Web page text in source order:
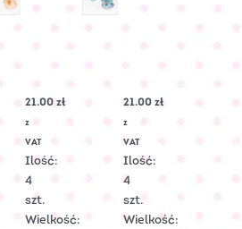
Nr
Art.:
21.00zł
z
VAT
Ilość:
4
szt.
Wielkość:
cukrowa
Nr
Art.:
21.00zł
z
VAT
Ilość:
4
szt.
Wielkość: